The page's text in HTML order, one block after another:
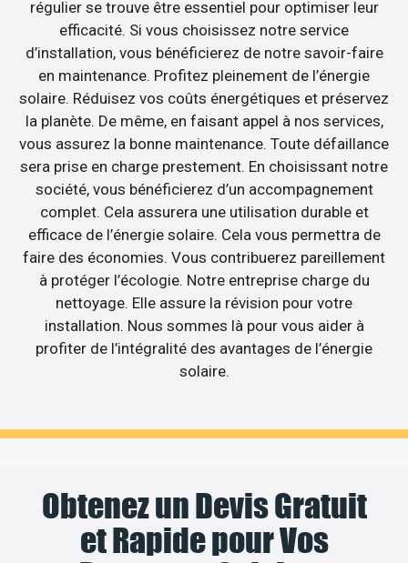
régulier se trouve être essentiel pour optimiser leur
efficacité. Si vous choisissez notre service
d’installation, vous bénéficierez de notre savoir-faire
en maintenance. Profitez pleinement de l’énergie
solaire. Réduisez vos coûts énergétiques et préservez
la planète. De même, en faisant appel à nos services,
vous assurez la bonne maintenance. Toute défaillance
sera prise en charge prestement. En choisissant notre
société, vous bénéficierez d’un accompagnement
complet. Cela assurera une utilisation durable et
efficace de l’énergie solaire. Cela vous permettra de
faire des économies. Vous contribuerez pareillement
à protéger l’écologie. Notre entreprise charge du
nettoyage. Elle assure la révision pour votre
installation. Nous sommes là pour vous aider à
profiter de l’intégralité des avantages de l’énergie
solaire.
Obtenez un Devis Gratuit
et Rapide pour Vos